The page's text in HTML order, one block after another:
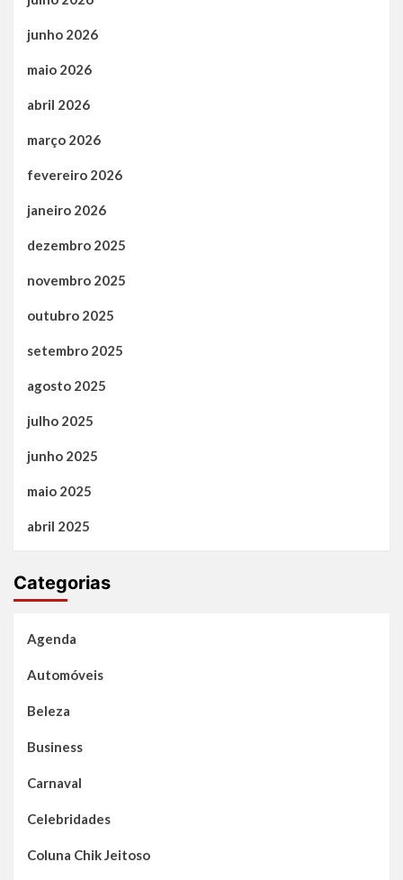
junho 2026
maio 2026
abril 2026
março 2026
fevereiro 2026
janeiro 2026
dezembro 2025
novembro 2025
outubro 2025
setembro 2025
agosto 2025
julho 2025
junho 2025
maio 2025
abril 2025
Categorias
Agenda
Automóveis
Beleza
Business
Carnaval
Celebridades
Coluna Chik Jeitoso